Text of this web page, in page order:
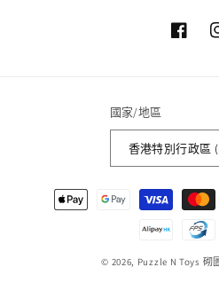
國家/地區
香港特別行政區
© 2026, Puzzle N Toys 砌